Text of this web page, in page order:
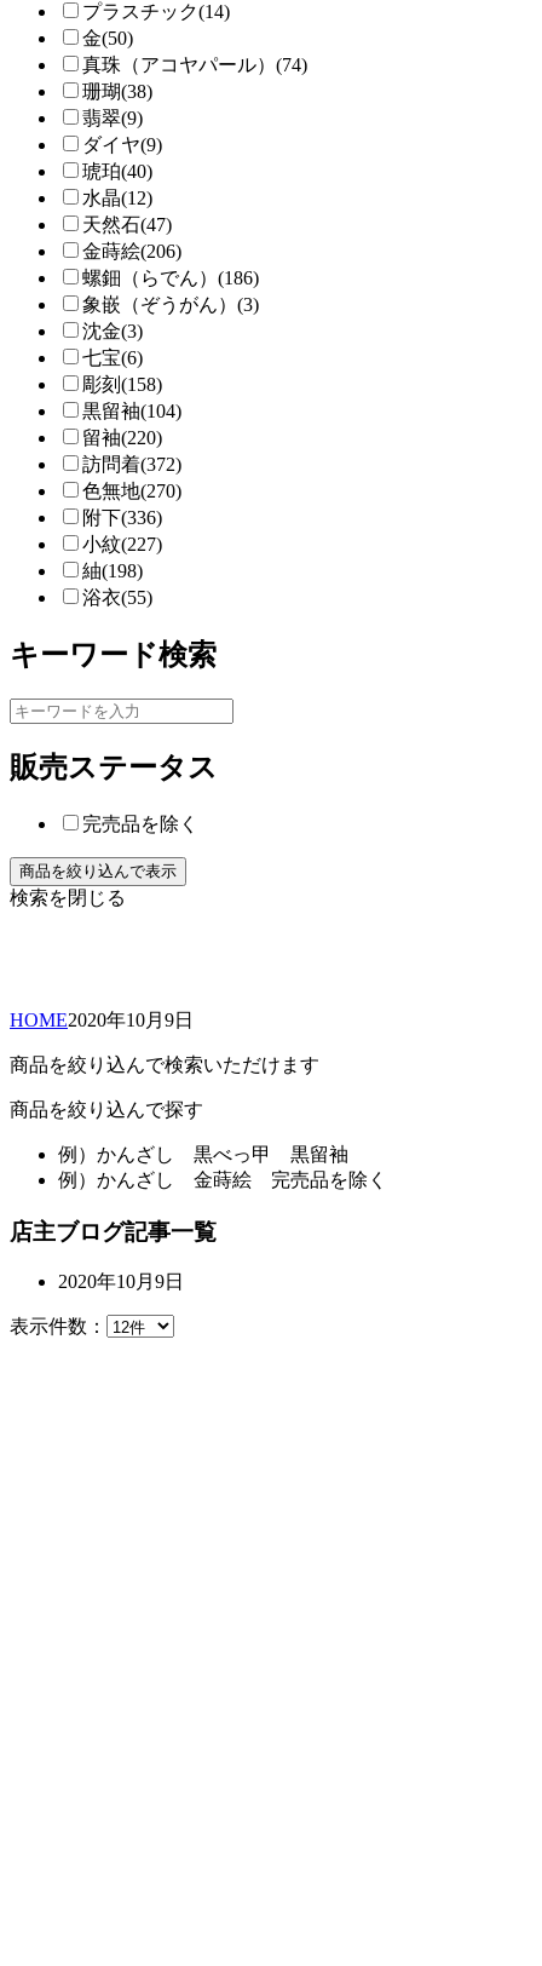
プラスチック(14)
金(50)
真珠（アコヤパール）(74)
珊瑚(38)
翡翠(9)
ダイヤ(9)
琥珀(40)
水晶(12)
天然石(47)
金蒔絵(206)
螺鈿（らでん）(186)
象嵌（ぞうがん）(3)
沈金(3)
七宝(6)
彫刻(158)
黒留袖(104)
留袖(220)
訪問着(372)
色無地(270)
附下(336)
小紋(227)
紬(198)
浴衣(55)
キーワード検索
販売ステータス
完売品を除く
検索を閉じる
HOME2020年10月 9日
商品を絞り込んで検索いただけます
商品を絞り込んで探す
例） かんざし 黒べっ甲 黒留袖
例） かんざし 金蒔絵 完売品を除く
店主ブログ記事一覧
2020年10月9日
表示件数：